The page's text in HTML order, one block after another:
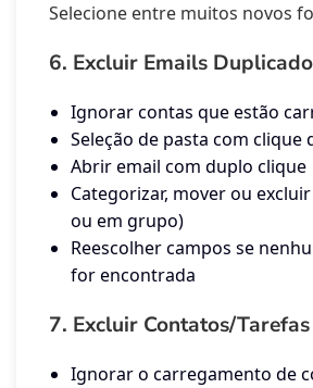
Selecione entre muitos novos
6. Excluir Emails
Ignorar contas que estão
Seleção de pasta com clique
Abrir email com duplo clique
Categorizar, mover ou
ou em grupo)
Reescolher campos se
for encontrada
7. Excluir Contatos/
Ignorar o carregamento de